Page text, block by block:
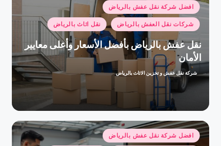
نُشر
في
افضل شركة نقل عفش بالرياض
شركات نقل العفش بالرياض نقل اثاث بالرياض
نقل عفش بالرياض بأفضل الأسعار وأعلى معايير
الأمان
تمّ
بواسطة
شركة نقل عفش و تخزين الاثاث بالرياض
نُشر
في
افضل شركة نقل عفش بالرياض